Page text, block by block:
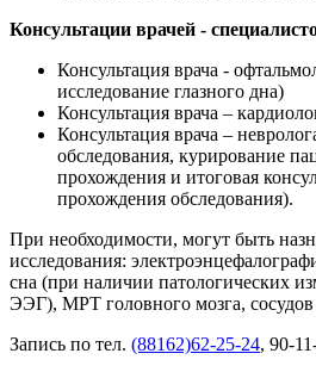
Консультации врачей -
Консультация врача -
исследование глазного дна)
Консультация врача –
Консультация врача –
обследования, курирование
прохождения и итоговая
прохождения обследования).
При необходимости, могут быть
исследования:
сна (при наличии патологических
ЭЭГ), МРТ головного мозга, сосудов
Запись по тел. (88162)62-25-24, 90-